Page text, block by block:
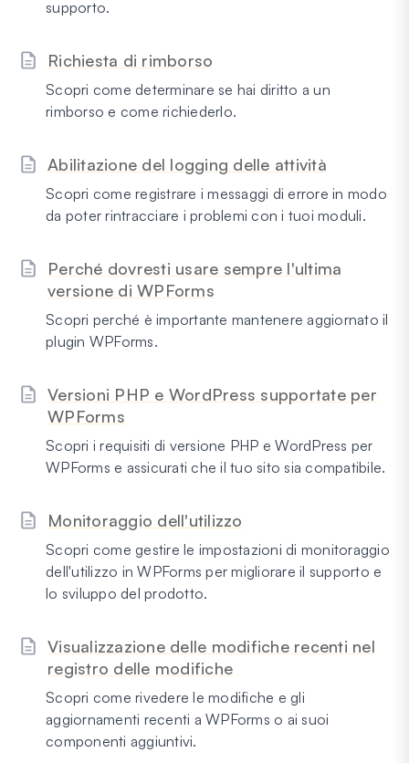
supporto.
Richiesta di rimborso
Scopri come determinare se hai diritto a un
rimborso e come richiederlo.
Abilitazione del logging delle attività
Scopri come registrare i messaggi di errore in modo
da poter rintracciare i problemi con i tuoi moduli.
Perché dovresti usare sempre l'ultima
versione di WPForms
Scopri perché è importante mantenere aggiornato il
plugin WPForms.
Versioni PHP e WordPress supportate per
WPForms
Scopri i requisiti di versione PHP e WordPress per
WPForms e assicurati che il tuo sito sia compatibile.
Monitoraggio dell'utilizzo
Scopri come gestire le impostazioni di monitoraggio
dell'utilizzo in WPForms per migliorare il supporto e
lo sviluppo del prodotto.
Visualizzazione delle modifiche recenti nel
registro delle modifiche
Scopri come rivedere le modifiche e gli
aggiornamenti recenti a WPForms o ai suoi
componenti aggiuntivi.